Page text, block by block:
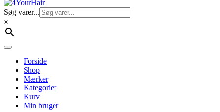
Søg varer...
×
Forside
Shop
Mærker
Kategorier
Kurv
Min bruger